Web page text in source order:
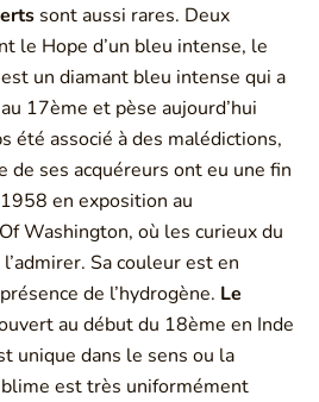
sont aussi rares. Deux
le Hope d’un bleu intense, le
un diamant bleu intense qui a
17ème et pèse aujourd’hui
été associé à des malédictions,
de ses acquéreurs ont eu une fin
en exposition au
Washington, où les curieux du
Sa couleur est en
de l’hydrogène. Le
au début du 18ème en Inde
unique dans le sens ou la
est très uniformément